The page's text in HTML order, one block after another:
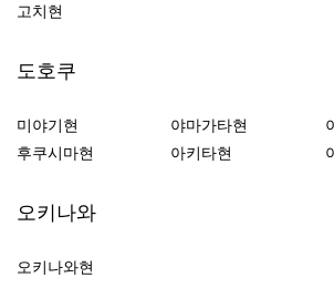
고치현
도호쿠
미야기현 야마가타현
후쿠시마현
아키타현
오키나와
오키나와현